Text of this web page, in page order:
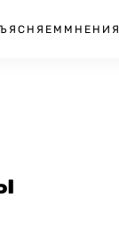
МНЕНИЯ